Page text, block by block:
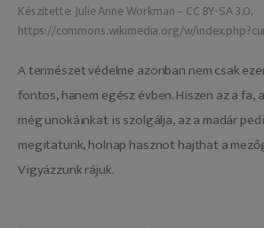
Készítette: Julie Anne Workman – CC BY-SA 3.0,
https://commons.wikimedia.org/w/
A természet védelme azonban nem csak
fontos, hanem egész évben. Hiszen az a fa,
még unokáinkat is szolgálja, az a madár
megitatunk, holnap hasznot hajthat a
Vigyázzunk rájuk.